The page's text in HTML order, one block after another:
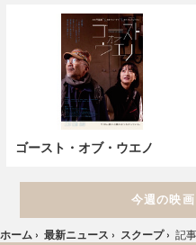
ゴースト・オブ・ウエノ
今週の映
ホーム › 最新ニュース › スクープ › 記事